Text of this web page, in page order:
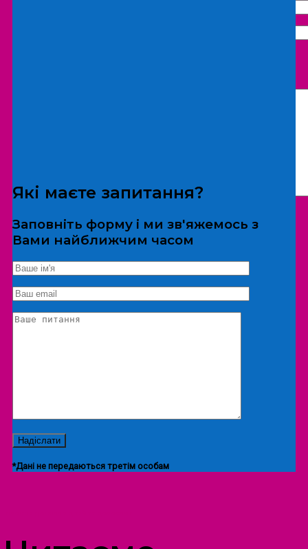
*Дані не передаються третім особам
Екскурсія/локація
Які маєте запитання?
Заповніть форму і ми зв'яжемось з
Вами найближчим часом
*Дані не передаються третім особам